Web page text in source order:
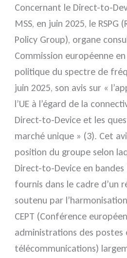
Concernant le Direct-to-
MSS, en juin 2025, le RSPG
Policy Group), organe
Commission européenne
politique du spectre de
juin 2025, son avis sur «
l’UE à l’égard de la
Direct-to-Device et les
marché unique » (3). Cet
position du groupe selon
Direct-to-Device en
fournis dans le cadre d’un
soutenu par
CEPT (Conférence
administrations des postes
télécommunications)